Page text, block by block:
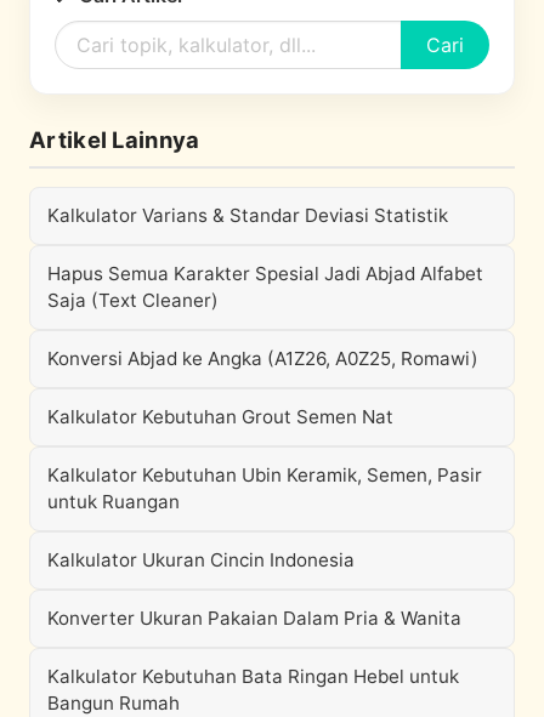
Cari
Artikel Lainnya
Kalkulator Varians & Standar Deviasi Statistik
Hapus Semua Karakter Spesial Jadi Abjad Alfabet
Saja (Text Cleaner)
Konversi Abjad ke Angka (A1Z26, A0Z25, Romawi)
Kalkulator Kebutuhan Grout Semen Nat
Kalkulator Kebutuhan Ubin Keramik, Semen, Pasir
untuk Ruangan
Kalkulator Ukuran Cincin Indonesia
Konverter Ukuran Pakaian Dalam Pria & Wanita
Kalkulator Kebutuhan Bata Ringan Hebel untuk
Bangun Rumah